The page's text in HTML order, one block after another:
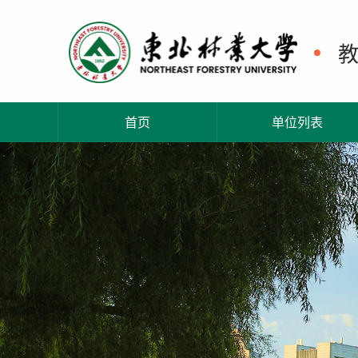
首页 单位列表